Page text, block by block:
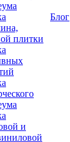
плитки
и
Блог